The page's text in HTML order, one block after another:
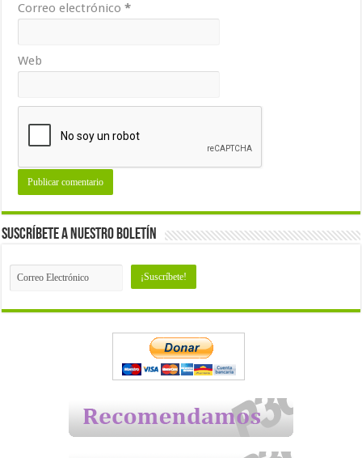
Correo electrónico*
Web
Suscríbete a nuestro Boletín